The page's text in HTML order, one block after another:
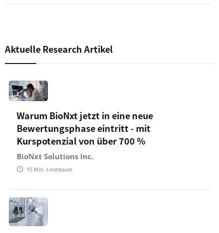
Aktuelle Research Artikel
Warum BioNxt jetzt in eine neue
Bewertungsphase eintritt - mit
Kurspotenzial von über 700 %
BioNxt Solutions Inc.
15 Min. Lesedauer